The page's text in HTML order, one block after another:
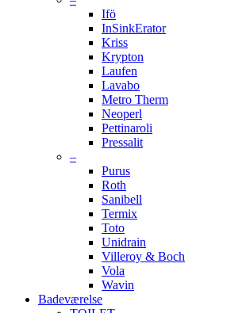
Ifö
InSinkErator
Kriss
Krypton
Laufen
Lavabo
Metro Therm
Neoperl
Pettinaroli
Pressalit
–
Purus
Roth
Sanibell
Termix
Toto
Unidrain
Villeroy & Boch
Vola
Wavin
Badeværelse